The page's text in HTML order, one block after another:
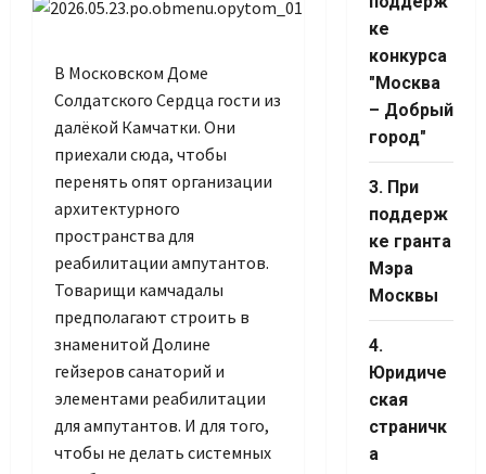
В Московском Доме
Солдатского Сердца гости из
далёкой Камчатки. Они
приехали сюда, чтобы
перенять опят организации
архитектурного
пространства для
реабилитации ампутантов.
Товарищи камчадалы
предполагают строить в
знаменитой Долине
гейзеров санаторий и
элементами реабилитации
для ампутантов. И для того,
чтобы не делать системных
ке
конкурса
"Москва
– Добрый
город"
3. При
поддерж
ке гранта
Мэра
Москвы
4.
Юридиче
ская
страничк
а